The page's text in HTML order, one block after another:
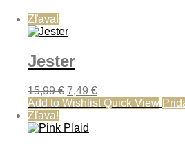
Zľava!
Jester
15,99€ Pôvodná
cena
15,99 €.
7,49 €Aktuálna
cena
Add to Wishlist Quick View
Zľava!